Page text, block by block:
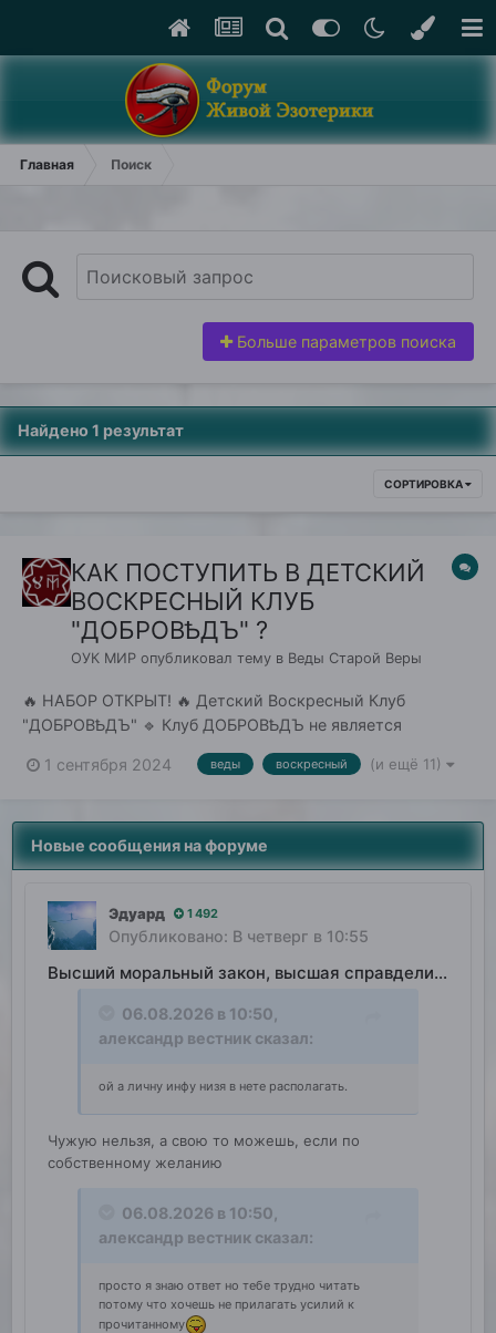
Главная Поиск
Больше параметров поиска
Найдено 1 результат
СОРТИРОВКА
КАК ПОСТУПИТЬ В ДЕТСКИЙ
ВОСКРЕСНЫЙ КЛУБ
"ДОБРОВѢДЪ" ?
ОУК МИР опубликовал тему в Веды Старой Веры
🔥 НАБОР ОТКРЫТ! 🔥 Детский Воскресный Клуб
"ДОБРОВѢДЪ" 🔹 Клуб ДОБРОВѢДЪ не является
официальным учебным заведением и не ведет
просветительскую, обучающую и педагогическую
интересам. Все видеовстречи проходят строго в
присутствии родителей. Кл...
1 сентября 2024 веды воскресный (и ещё 11)
Новые сообщения на форуме
Эдуард 1 492
Опубликовано: В четверг в 10:55
Высший моральный закон, высшая справделивость
06.08.2026 в 10:50,
александр вестник сказал:
ой а личну инфу низя в нете располагать.
Чужую нельзя, а свою то можешь, если по
собственному желанию
06.08.2026 в 10:50,
александр вестник сказал:
просто я знаю ответ но тебе трудно читать
потому что хочешь не прилагать усилий к
прочитанному